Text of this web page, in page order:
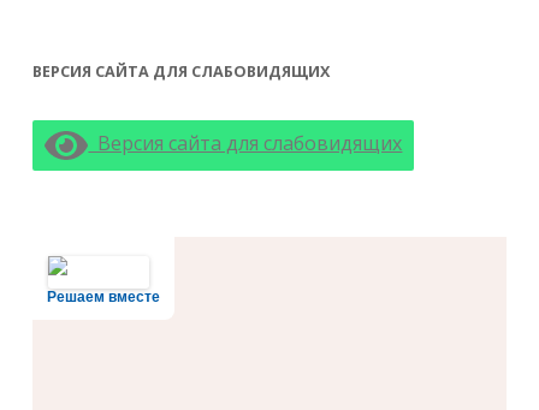
ВЕРСИЯ САЙТА ДЛЯ СЛАБОВИДЯЩИХ
Версия сайта для слабовидящих
Решаем вместе